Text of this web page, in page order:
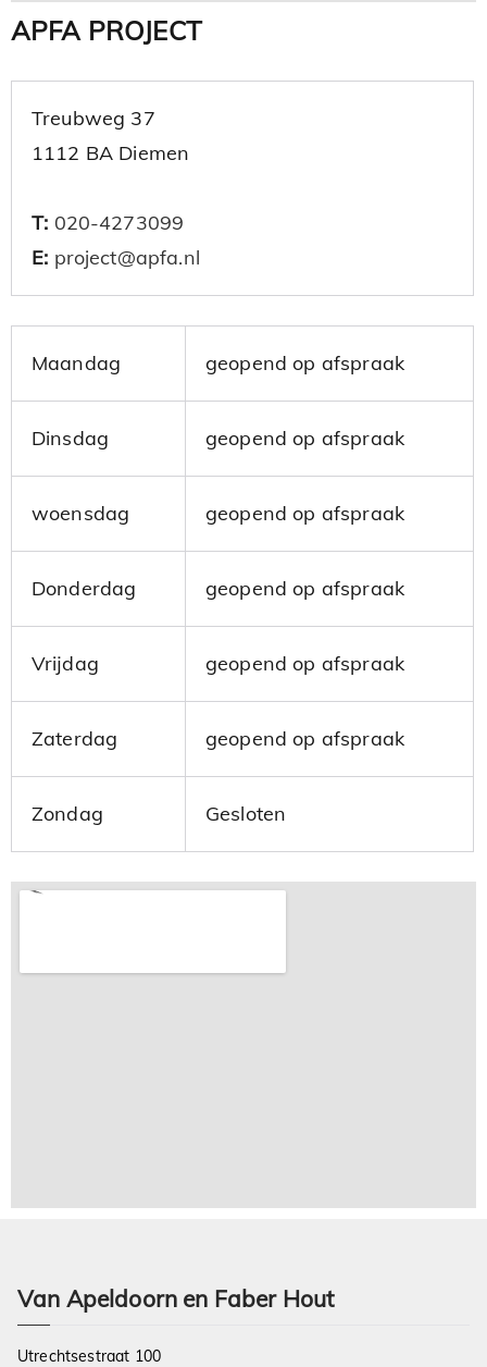
APFA PROJECT
Treubweg 37
1112 BA Diemen
T: 020-4273099
E: project@apfa.nl
Maandag geopend op afspraak
Dinsdag geopend op afspraak
woensdag geopend op afspraak
Donderdag geopend op afspraak
Vrijdag geopend op afspraak
Zaterdag geopend op afspraak
Zondag Gesloten
Van Apeldoorn en Faber Hout
Utrechtsestraat 100